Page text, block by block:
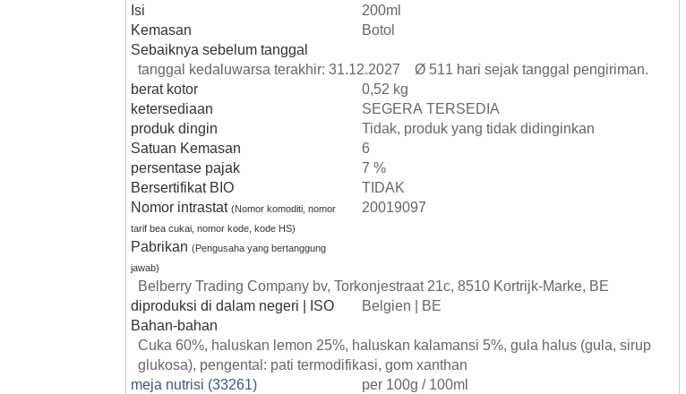
Isi
200ml
Kemasan
Botol
Sebaiknya sebelum tanggal
tanggal kedaluwarsa terakhir: 31.12.2027 Ø 511 hari sejak tanggal pengiriman.
berat kotor
0,52 kg
ketersediaan
SEGERA TERSEDIA
produk dingin
Tidak, produk yang tidak didinginkan
Satuan Kemasan
6
persentase pajak
7 %
Bersertifikat BIO
TIDAK
Nomor intrastat(Nomor komoditi, nomor
tarif bea cukai, nomor kode, kode HS)
20019097
Pabrikan(Pengusaha yang bertanggung
jawab)
Belberry Trading Company bv, Torkonjestraat 21c, 8510 Kortrijk-Marke, BE
diproduksi di dalam negeri | ISO
Belgien | BE
Bahan-bahan
Cuka 60%, haluskan lemon 25%, haluskan kalamansi 5%, gula halus (gula, sirup
glukosa), pengental: pati termodifikasi, gom xanthan
meja nutrisi (33261)
per 100g / 100ml